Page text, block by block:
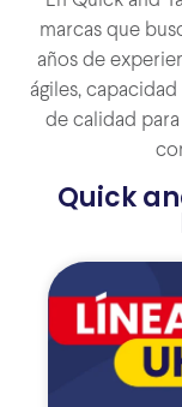
marcas que
años de
ágiles,
de calidad
Quick